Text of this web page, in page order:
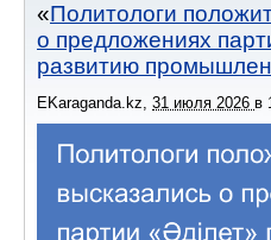
Политологи
о предложениях
развитию
EKaraganda.kz, 31 июля 2026 в